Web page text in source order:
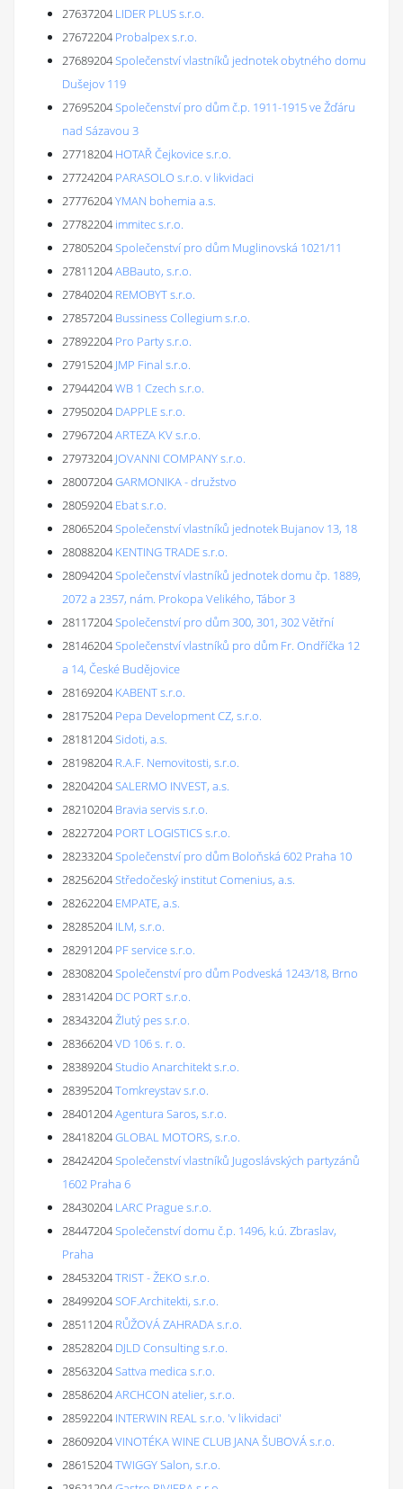
27637204 LIDER PLUS s.r.o.
27672204 Probalpex s.r.o.
27689204Společenství vlastníků jednotek obytného domu
Dušejov 119
27695204Společenství pro dům č.p. 1911-1915 ve Žďáru
nad Sázavou 3
27718204 HOTAŘ Čejkovice s.r.o.
27724204 PARASOLO s.r.o. v likvidaci
27776204YMAN bohemia a.s.
27782204 immitec s.r.o.
27805204Společenství pro dům Muglinovská 1021/11
27811204ABBauto, s.r.o.
27840204 REMOBYT s.r.o.
27857204 Bussiness Collegium s.r.o.
27892204 Pro Party s.r.o.
27915204 JMP Final s.r.o.
27944204WB 1 Czech s.r.o.
27950204 DAPPLE s.r.o.
27967204ARTEZA KV s.r.o.
27973204 JOVANNI COMPANY s.r.o.
28007204GARMONIKA - družstvo
28059204 Ebat s.r.o.
28065204Společenství vlastníků jednotek Bujanov 13, 18
28088204 KENTING TRADE s.r.o.
28094204Společenství vlastníků jednotek domu čp. 1889,
2072 a 2357, nám. Prokopa Velikého, Tábor 3
28117204Společenství pro dům 300, 301, 302 Větřní
28146204Společenství vlastníků pro dům Fr. Ondříčka 12
a 14, České Budějovice
28169204 KABENT s.r.o.
28175204 Pepa Development CZ, s.r.o.
28181204Sidoti, a.s.
28198204 R.A.F. Nemovitosti, s.r.o.
28204204SALERMO INVEST, a.s.
28210204 Bravia servis s.r.o.
28227204 PORT LOGISTICS s.r.o.
28233204Společenství pro dům Boloňská 602 Praha 10
28256204Středočeský institut Comenius, a.s.
28262204 EMPATE, a.s.
28285204 ILM, s.r.o.
28291204 PF service s.r.o.
28308204Společenství pro dům Podveská 1243/18, Brno
28314204 DC PORT s.r.o.
28343204Žlutý pes s.r.o.
28366204VD 106 s. r. o.
28389204Studio Anarchitekt s.r.o.
28395204Tomkreystav s.r.o.
28401204Agentura Saros, s.r.o.
28418204GLOBAL MOTORS, s.r.o.
28424204Společenství vlastníků Jugoslávských partyzánů
1602 Praha 6
28430204 LARC Prague s.r.o.
28447204Společenství domu č.p. 1496, k.ú. Zbraslav,
Praha
28453204TRIST - ŽEKO s.r.o.
28499204SOF.Architekti, s.r.o.
28511204 RŮŽOVÁ ZAHRADA s.r.o.
28528204 DJLD Consulting s.r.o.
28563204Sattva medica s.r.o.
28586204ARCHCON atelier, s.r.o.
28592204 INTERWIN REAL s.r.o. 'v likvidaci'
28609204VINOTÉKA WINE CLUB JANA ŠUBOVÁ s.r.o.
28615204TWIGGY Salon, s.r.o.